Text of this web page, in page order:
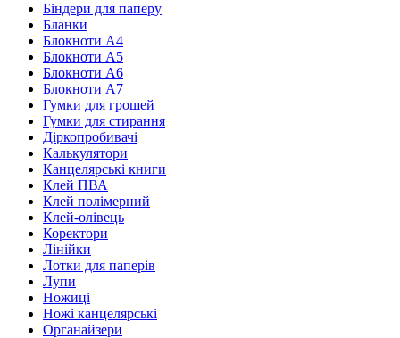
Біндери для паперу
Бланки
Блокноти А4
Блокноти А5
Блокноти А6
Блокноти А7
Гумки для грошей
Гумки для стирання
Діркопробивачі
Калькулятори
Канцелярські книги
Клей ПВА
Клей полімерний
Клей-олівець
Коректори
Лінійки
Лотки для паперів
Лупи
Ножиці
Ножі канцелярські
Органайзери